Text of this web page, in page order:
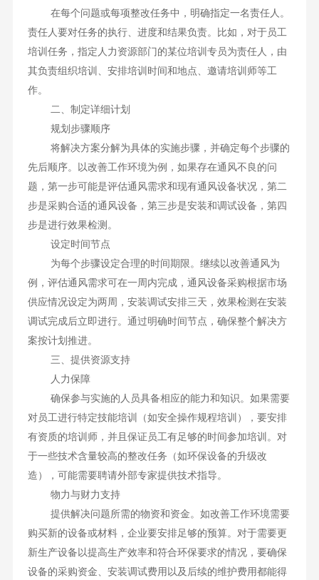
在每个问题或每项整改任务中，明确指定一名责任人。
责任人要对任务的执行、进度和结果负责。比如，对于员工
培训任务，指定人力资源部门的某位培训专员为责任人，由
其负责组织培训、安排培训时间和地点、邀请培训师等工
作。
二、制定详细计划
规划步骤顺序
将解决方案分解为具体的实施步骤，并确定每个步骤的
先后顺序。以改善工作环境为例，如果存在通风不良的问
题，第一步可能是评估通风需求和现有通风设备状况，第二
步是采购合适的通风设备，第三步是安装和调试设备，第四
步是进行效果检测。
设定时间节点
为每个步骤设定合理的时间期限。继续以改善通风为
例，评估通风需求可在一周内完成，通风设备采购根据市场
供应情况设定为两周，安装调试安排三天，效果检测在安装
调试完成后立即进行。通过明确时间节点，确保整个解决方
案按计划推进。
三、提供资源支持
人力保障
确保参与实施的人员具备相应的能力和知识。如果需要
对员工进行特定技能培训（如安全操作规程培训），要安排
有资质的培训师，并且保证员工有足够的时间参加培训。对
于一些技术含量较高的整改任务（如环保设备的升级改
造），可能需要聘请外部专家提供技术指导。
物力与财力支持
提供解决问题所需的物资和资金。如改善工作环境需要
购买新的设备或材料，企业要安排足够的预算。对于需要更
新生产设备以提高生产效率和符合环保要求的情况，要确保
设备的采购资金、安装调试费用以及后续的维护费用都能得